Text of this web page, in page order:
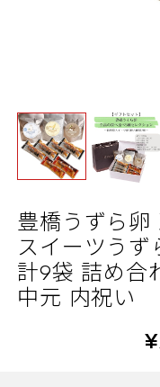
豊橋うずら卵
スイーツう
計9袋 詰め合
中元 内祝い